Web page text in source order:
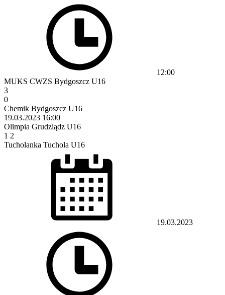
12:00
MUKS CWZS Bydgoszcz U16
3
0
Chemik Bydgoszcz U16
19.03.2023 16:00
Olimpia Grudziądz U16
1 2
Tucholanka Tuchola U16
19.03.2023